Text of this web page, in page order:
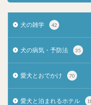
犬の雑学 42
犬の病気・予防法 35
愛犬とおでかけ 70
愛犬と泊まれるホテル